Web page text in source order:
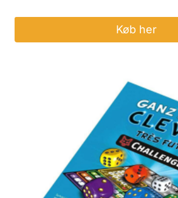
Køb her